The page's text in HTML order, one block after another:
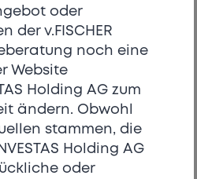
oder
der v.FISCHER
noch eine
Website
Holding AG zum
ändern. Obwohl
stammen, die
Holding AG
oder